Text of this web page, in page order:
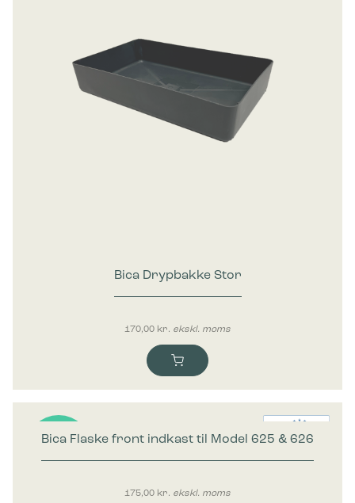
Bica Drypbakke Stor
170,00 kr. ekskl. moms
Bica Flaske front indkast til Model 625 & 626
175,00 kr. ekskl. moms